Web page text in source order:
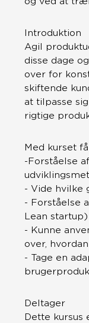
Introduktion
Agil
disse dage
over for
skiftende
at tilpasse
rigtige
Med kurset
-Forståelse
- Vide hvilke
- Forståelse
Lean
- Kunne
over,
- Tage en
Deltager
Dette kursus